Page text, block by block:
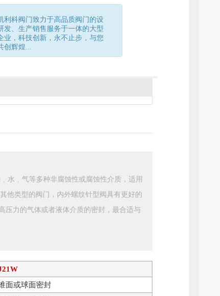
利科阀门致力于高品质阀门的设
发、生产销售服务于一体的大型
业，科技创新，永不止步，与您
创辉煌...
水﹑气等多种非腐蚀性或腐蚀性介质，适用
类型的阀门，内外螺纹针型阀具有更好的
压力的气体或者液体介质的密封，最合适与
面或球面密封